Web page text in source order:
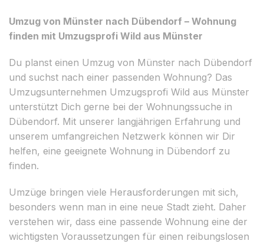
Umzug von Münster nach Dübendorf – Wohnung
finden mit Umzugsprofi Wild aus Münster
Du planst einen Umzug von Münster nach Dübendorf
und suchst nach einer passenden Wohnung? Das
Umzugsunternehmen Umzugsprofi Wild aus Münster
unterstützt Dich gerne bei der Wohnungssuche in
Dübendorf. Mit unserer langjährigen Erfahrung und
unserem umfangreichen Netzwerk können wir Dir
helfen, eine geeignete Wohnung in Dübendorf zu
finden.
Umzüge bringen viele Herausforderungen mit sich,
besonders wenn man in eine neue Stadt zieht. Daher
verstehen wir, dass eine passende Wohnung eine der
wichtigsten Voraussetzungen für einen reibungslosen